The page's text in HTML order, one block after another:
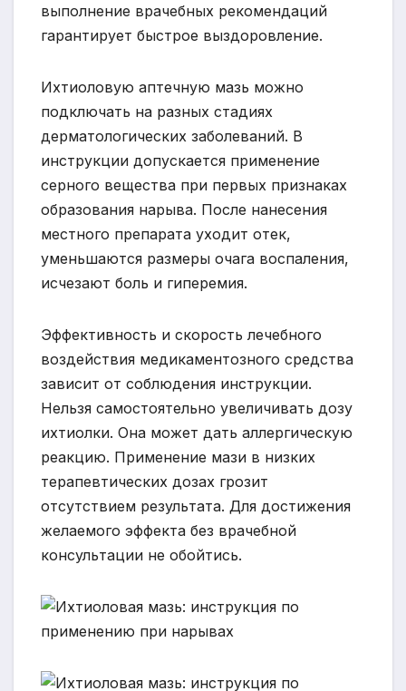
выполнение врачебных рекомендаций
гарантирует быстрое выздоровление.
Ихтиоловую аптечную мазь можно
подключать на разных стадиях
дерматологических заболеваний. В
инструкции допускается применение
серного вещества при первых признаках
образования нарыва. После нанесения
местного препарата уходит отек,
уменьшаются размеры очага воспаления,
исчезают боль и гиперемия.
Эффективность и скорость лечебного
воздействия медикаментозного средства
зависит от соблюдения инструкции.
Нельзя самостоятельно увеличивать дозу
ихтиолки. Она может дать аллергическую
реакцию. Применение мази в низких
терапевтических дозах грозит
отсутствием результата. Для достижения
желаемого эффекта без врачебной
консультации не обойтись.